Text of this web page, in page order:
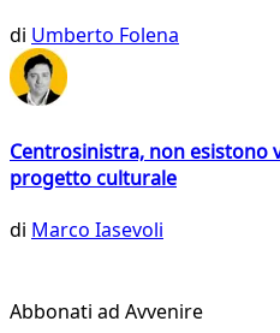
di Umberto Folena
Centrosinistra, non esistono
progetto culturale
di Marco Iasevoli
Abbonati ad Avvenire